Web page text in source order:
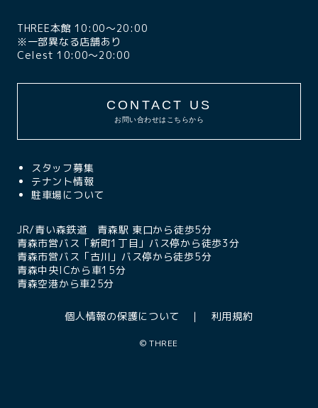
THREE本館 10:00〜20:00
※一部異なる店舗あり
Celest 10:00〜20:00
CONTACT US
お問い合わせはこちらから
スタッフ募集
テナント情報
駐車場について
JR/青い森鉄道 青森駅 東口から徒歩5分
青森市営バス「新町1丁目」バス停から徒歩3分
青森市営バス「古川」バス停から徒歩5分
青森中央ICから車15分
青森空港から車25分
個人情報の保護について 利用規約
©THREE